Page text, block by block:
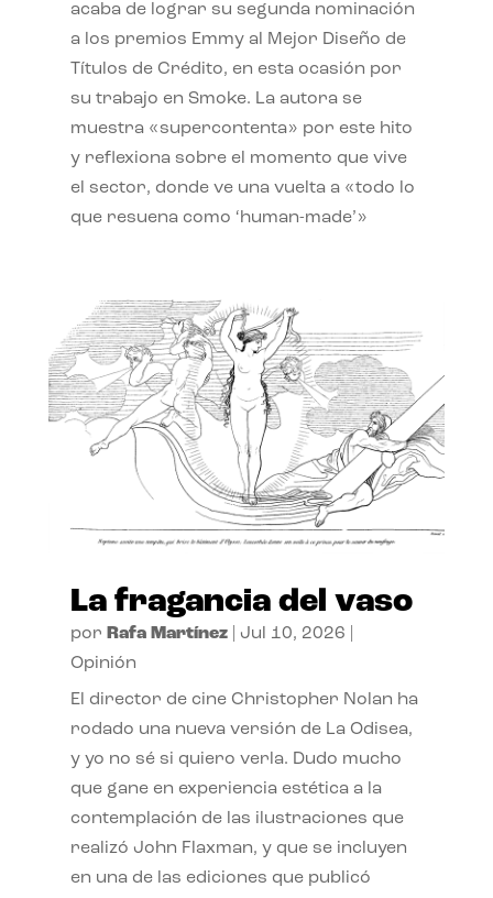
acaba de lograr su segunda nominación
a los premios Emmy al Mejor Diseño de
Títulos de Crédito, en esta ocasión por
su trabajo en Smoke. La autora se
muestra «supercontenta» por este hito
y reflexiona sobre el momento que vive
el sector, donde ve una vuelta a «todo lo
que resuena como ‘human-made’»
La fragancia del vaso
por Rafa Martínez| Jul 10, 2026
Opinión
El director de cine Christopher Nolan ha
rodado una nueva versión de La Odisea,
y yo no sé si quiero verla. Dudo mucho
que gane en experiencia estética a la
contemplación de las ilustraciones que
realizó John Flaxman, y que se incluyen
en una de las ediciones que publicó